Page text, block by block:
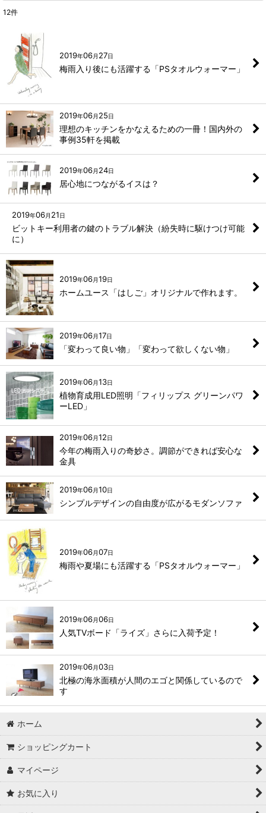
12件
2019年06月 27日
梅雨入り後にも活躍する「PSタオルウォーマー」
2019年06月 25日
理想のキッチンをかなえるための一冊！国内外の
事例35軒を掲載
2019年06月 24日
居心地につながるイスは？
2019年06月 21日
ビットキー利用者の鍵のトラブル解決（紛失時に駆けつけ可能
に）
2019年06月19日
ホームユース「はしご」オリジナルで作れます。
2019年06月17日
「変わって良い物」「変わって欲しくない物」
2019年06月13日
植物育成用LED照明「フィリップス グリーンパワ
ーLED」
2019年06月12日
今年の梅雨入りの奇妙さ。調節ができれば安心な
金具
2019年06月10日
シンプルデザインの自由度が広がるモダンソファ
2019年06月07日
梅雨や夏場にも活躍する「PSタオルウォーマー」
2019年06月06日
人気TVボード「ライズ」さらに入荷予定！
2019年06月03日
北極の海氷面積が人間のエゴと関係しているので
す
ホーム
ショッピングカート
マイページ
お気に入り